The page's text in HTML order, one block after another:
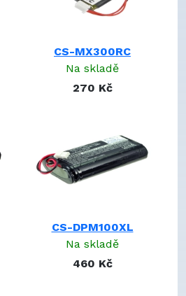
CS-MX300RC
Na skladě
270 Kč
CS-DPM100XL
Na skladě
460 Kč